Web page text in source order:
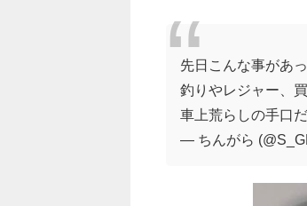
先日こんな事があ
釣りやレジャー、
車上荒らしの手口
— ちんがら